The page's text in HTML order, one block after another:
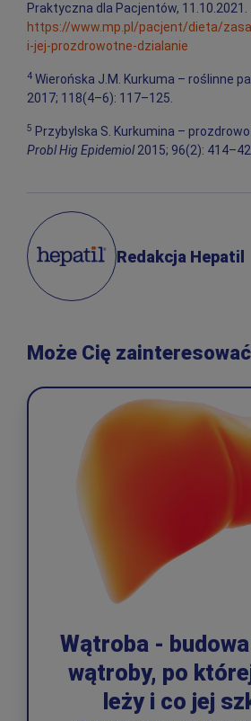
Praktyczna dla Pacjentów, 11.10.2021.
https://www.mp.pl/pacjent/dieta/
i-jej-prozdrowotne-dzialanie
4 Wierońska J.M. Kurkuma – roślinne
2017; 118(4–6): 117–125.
5 Przybylska S. Kurkumina –
Probl Hig Epidemiol2015; 96(2):
Redakcja Hepatil
Może Cię zainteresować
Wątroba -
wątroby, po
leży i co jej